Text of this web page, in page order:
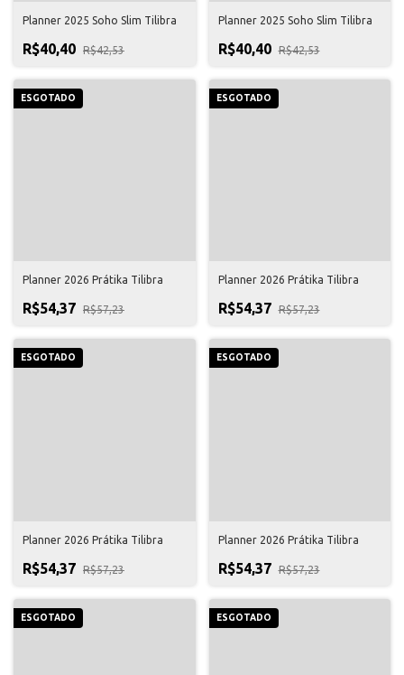
Planner 2025 Soho Slim Tilibra
R$40,40 R$42,53
Planner 2025 Soho Slim Tilibra
R$40,40 R$42,53
ESGOTADO
Planner 2026 Prátika Tilibra
R$54,37 R$57,23
ESGOTADO
Planner 2026 Prátika Tilibra
R$54,37 R$57,23
ESGOTADO
Planner 2026 Prátika Tilibra
R$54,37 R$57,23
ESGOTADO
Planner 2026 Prátika Tilibra
R$54,37 R$57,23
ESGOTADO ESGOTADO